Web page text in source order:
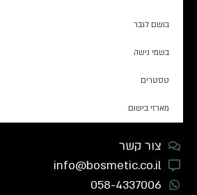
בושם לגבר
בשמי נישה
טסטרים
מארזי בישום
צור קשר
info@bosmetic.co.il
058-4337006